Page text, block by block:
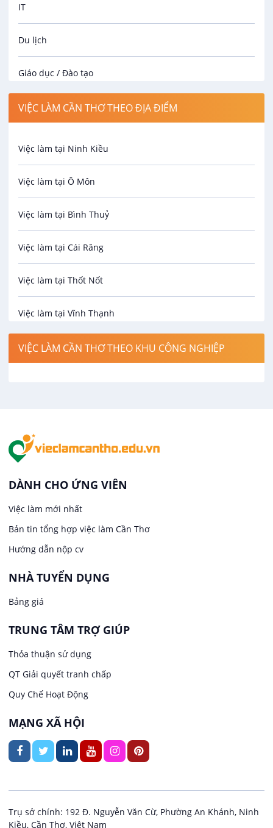
IT
Du lịch
Giáo dục / Đào tạo
Luật
Biên phiên dịch
Công nghệ sinh học
Hàng hải / Hàng không
In ấn / Xuất bản
Kế toán
Lao Động Phổ Thông
Lễ tân
May mặc
VIỆC LÀM CẦN THƠ THEO ĐỊA ĐIỂM
Việc làm tại Ninh Kiều
Việc làm tại Ô Môn
Việc làm tại Bình Thuỷ
Việc làm tại Cái Răng
Việc làm tại Thốt Nốt
Việc làm tại Vĩnh Thạnh
Việc làm tại Cờ Đỏ
Việc làm tại Cái Khế
Việc làm tại Tân An
Việc làm tại An Bình
Việc làm tại Thới An Đông
Việc làm tại Long Tuyền
Việc làm tại Hưng Phú
Việc làm tại Thới Long
Việc làm tại Thuận Hưng
Việc làm tại Vị Thủy
VIỆC LÀM CẦN THƠ THEO KHU CÔNG NGHIỆP
DÀNH CHO ỨNG VIÊN
Việc làm mới nhất
Bản tin tổng hợp việc làm Cần Thơ
Hướng dẫn nộp cv
NHÀ TUYỂN DỤNG
Bảng giá
TRUNG TÂM TRỢ GIÚP
Thỏa thuận sử dụng
QT Giải quyết tranh chấp
Quy Chế Hoạt Động
MẠNG XÃ HỘI
Trụ sở chính: 192 Đ. Nguyễn Văn Cừ, Phường An Khánh, Ninh
Kiều, Cần Thơ, Việt Nam